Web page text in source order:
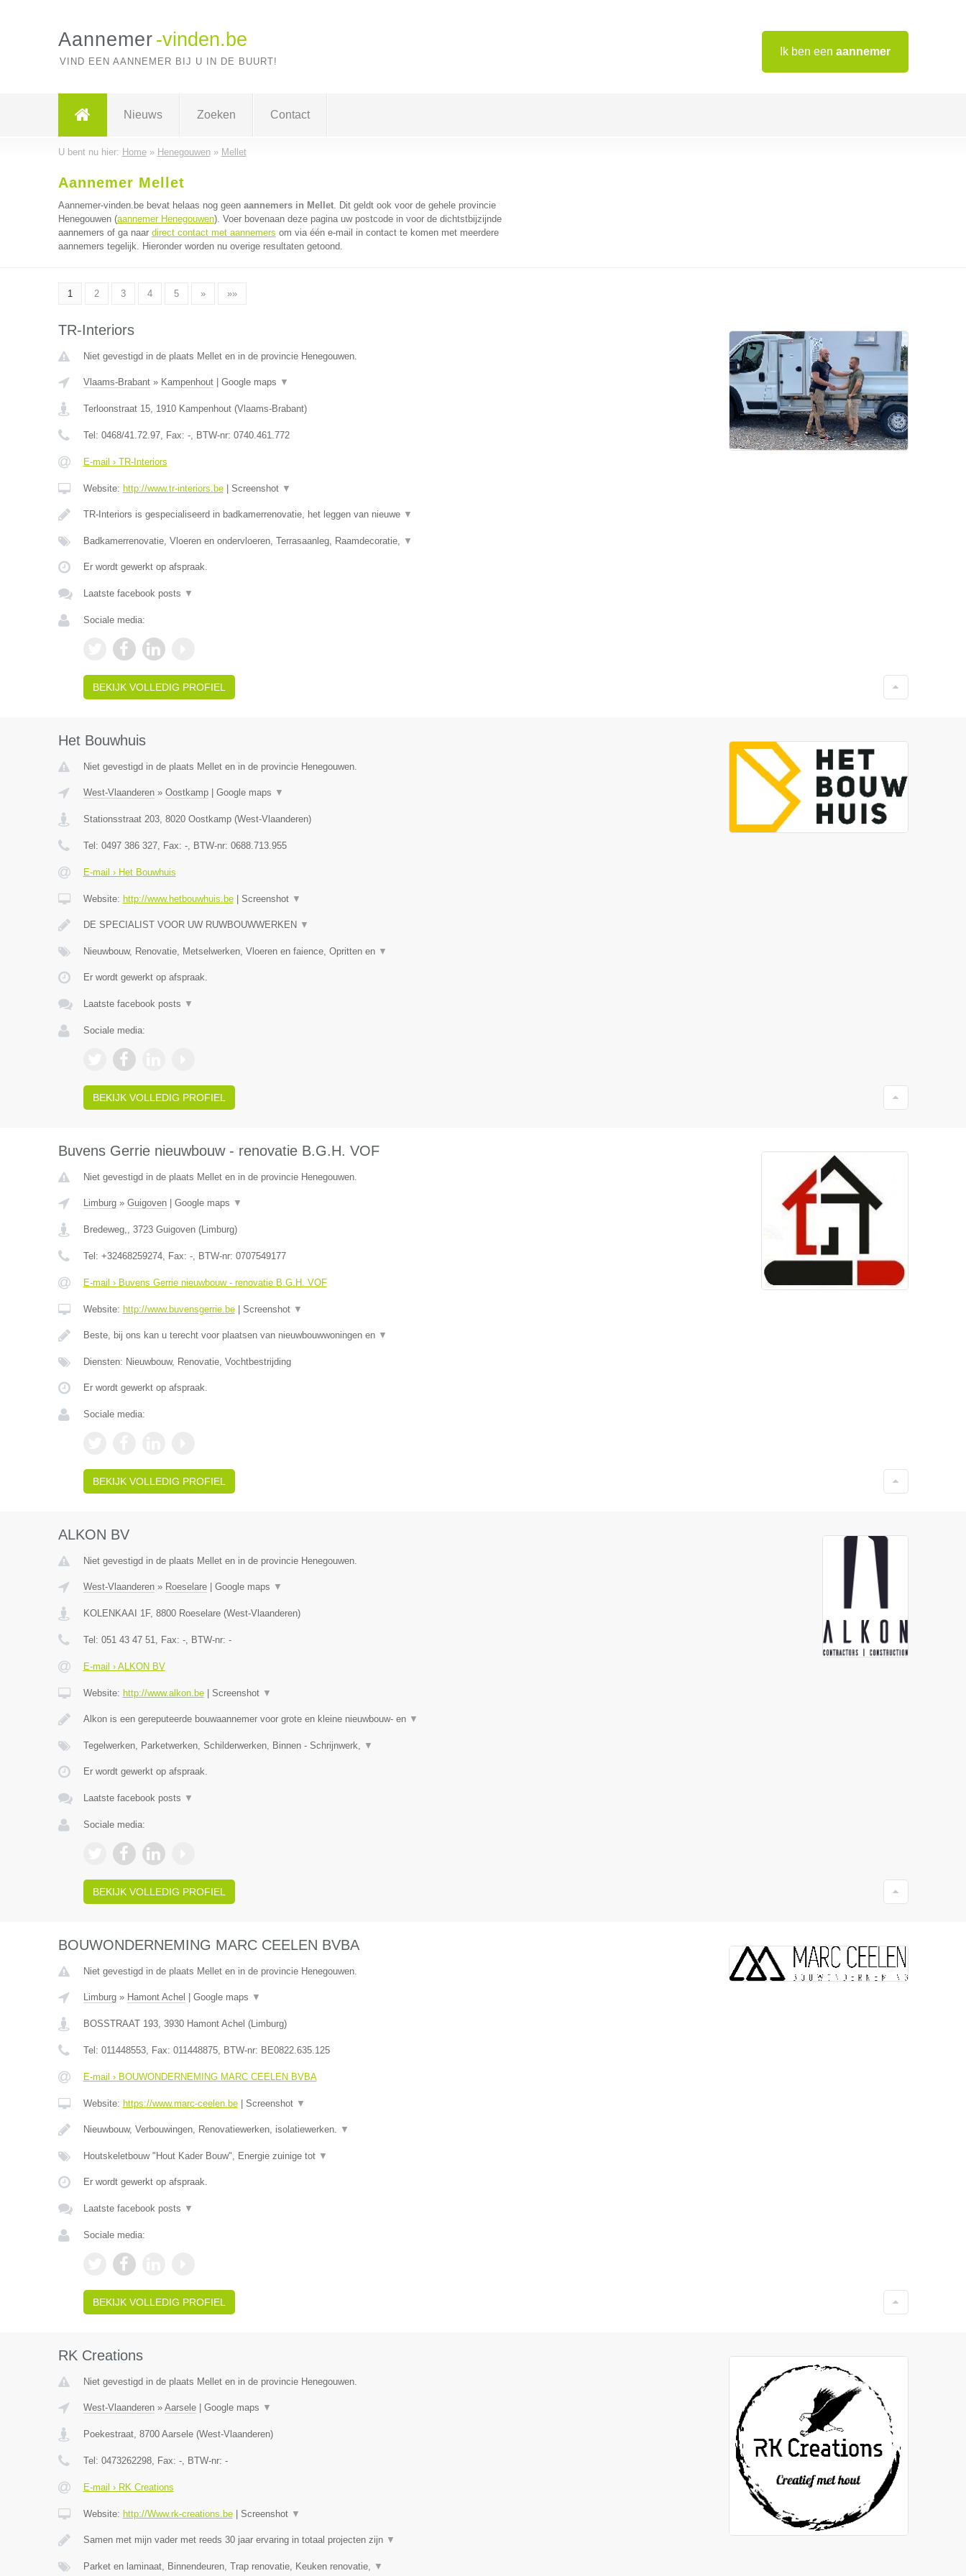
Ik ben een aannemer
Aannemer -vinden.be
VIND EEN AANNEMER BIJ U IN DE BUURT!
Nieuws Zoeken Contact
U bent nu hier: Home» Henegouwen» Mellet
Aannemer Mellet
Aannemer-vinden.be bevat helaas nog geen aannemers in Mellet. Dit geldt ook voor de gehele provincie
Henegouwen (aannemer Henegouwen). Voer bovenaan deze pagina uw postcode in voor de dichtstbijzijnde
aannemers of ga naar direct contact met aannemers om via één e-mail in contact te komen met meerdere
aannemers tegelijk. Hieronder worden nu overige resultaten getoond.
1 2 3 4 5 » »»
TR-Interiors
Niet gevestigd in de plaats Mellet en in de provincie Henegouwen.
Vlaams-Brabant» Kampenhout| Google maps ▼
Terloonstraat 15, 1910 Kampenhout(Vlaams-Brabant)
Tel: 0468/41.72.97, Fax: -, BTW-nr: 0740.461.772
E-mail › TR-Interiors
Website: http://www.tr-interiors.be| Screenshot ▼
TR-Interiors is gespecialiseerd in badkamerrenovatie, het leggen van nieuwe ▼
Badkamerrenovatie, Vloeren en ondervloeren, Terrasaanleg, Raamdecoratie, ▼
Er wordt gewerkt op afspraak.
Laatste facebook posts ▼
Sociale media:
BEKIJK VOLLEDIG PROFIEL
Het Bouwhuis
Niet gevestigd in de plaats Mellet en in de provincie Henegouwen.
West-Vlaanderen» Oostkamp| Google maps ▼
Stationsstraat 203, 8020 Oostkamp(West-Vlaanderen)
Tel: 0497 386 327, Fax: -, BTW-nr: 0688.713.955
E-mail › Het Bouwhuis
Website: http://www.hetbouwhuis.be| Screenshot ▼
DE SPECIALIST VOOR UW RUWBOUWWERKEN ▼
Nieuwbouw, Renovatie, Metselwerken, Vloeren en faience, Opritten en ▼
Er wordt gewerkt op afspraak.
Laatste facebook posts ▼
Sociale media:
BEKIJK VOLLEDIG PROFIEL
Buvens Gerrie nieuwbouw - renovatie B.G.H. VOF
Niet gevestigd in de plaats Mellet en in de provincie Henegouwen.
Limburg» Guigoven| Google maps ▼
Bredeweg,, 3723 Guigoven(Limburg)
Tel: +32468259274, Fax: -, BTW-nr: 0707549177
E-mail › Buvens Gerrie nieuwbouw - renovatie B.G.H. VOF
Website: http://www.buvensgerrie.be| Screenshot ▼
Beste, bij ons kan u terecht voor plaatsen van nieuwbouwwoningen en ▼
Diensten: Nieuwbouw, Renovatie, Vochtbestrijding
Er wordt gewerkt op afspraak.
Sociale media:
BEKIJK VOLLEDIG PROFIEL
ALKON BV
Niet gevestigd in de plaats Mellet en in de provincie Henegouwen.
West-Vlaanderen» Roeselare| Google maps ▼
KOLENKAAI 1F, 8800 Roeselare(West-Vlaanderen)
Tel: 051 43 47 51, Fax: -, BTW-nr: -
E-mail › ALKON BV
Website: http://www.alkon.be| Screenshot ▼
Alkon is een gereputeerde bouwaannemer voor grote en kleine nieuwbouw- en ▼
Tegelwerken, Parketwerken, Schilderwerken, Binnen - Schrijnwerk, ▼
Er wordt gewerkt op afspraak.
Laatste facebook posts ▼
Sociale media:
BEKIJK VOLLEDIG PROFIEL
BOUWONDERNEMING MARC CEELEN BVBA
Niet gevestigd in de plaats Mellet en in de provincie Henegouwen.
Limburg» Hamont Achel Google maps ▼
BOSSTRAAT 193, 3930 Hamont Achel (Limburg)
Tel: 011448553, Fax: 011448875, BTW-nr: BE0822.635.125
E-mail › BOUWONDERNEMING MARC CEELEN BVBA
Website: https://www.marc-ceelen.be| Screenshot ▼
Nieuwbouw, Verbouwingen, Renovatiewerken, isolatiewerken. ▼
Houtskeletbouw "Hout Kader Bouw", Energie zuinige tot ▼
Er wordt gewerkt op afspraak.
Laatste facebook posts ▼
Sociale media:
BEKIJK VOLLEDIG PROFIEL
RK Creations
Niet gevestigd in de plaats Mellet en in de provincie Henegouwen.
West-Vlaanderen» Aarsele| Google maps ▼
Poekestraat, 8700 Aarsele(West-Vlaanderen)
Tel: 0473262298, Fax: -, BTW-nr: -
E-mail › RK Creations
Website: http://Www.rk-creations.be| Screenshot ▼
Samen met mijn vader met reeds 30 jaar ervaring in totaal projecten zijn ▼
Parket en laminaat, Binnendeuren, Trap renovatie, Keuken renovatie, ▼